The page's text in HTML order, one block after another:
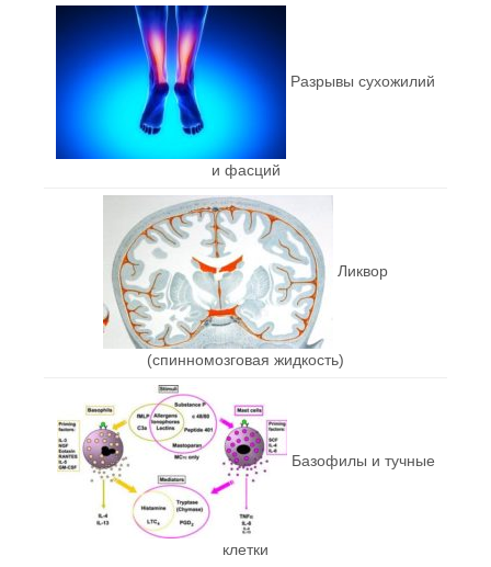
Разрывы сухожилий
и фасций
Ликвор
(спинномозговая жидкость)
Базофилы и тучные
клетки